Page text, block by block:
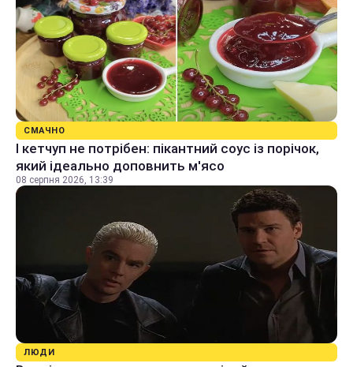
СМАЧНО
І кетчуп не потрібен: пікантний соус із порічок,
який ідеально доповнить м'ясо
08 серпня 2026, 13:39
ЛЮДИ